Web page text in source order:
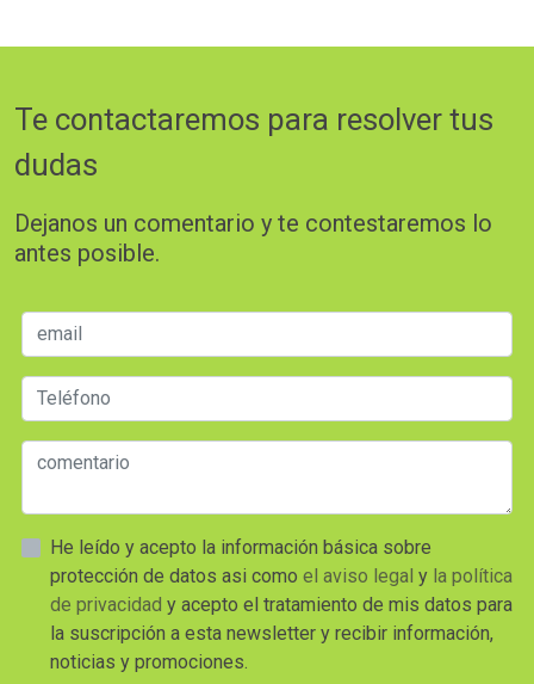
Te contactaremos para resolver tus
dudas
Dejanos un comentario y te contestaremos lo
antes posible.
He leído y acepto la información básica sobre
protección de datos asi como el aviso legal y la política
de privacidad y acepto el tratamiento de mis datos para
la suscripción a esta newsletter y recibir información,
noticias y promociones.